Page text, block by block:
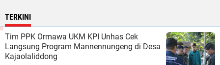
TERKINI
Tim PPK Ormawa UKM KPI Unhas Cek
Langsung Program Mannennungeng di Desa
Kajaolaliddong